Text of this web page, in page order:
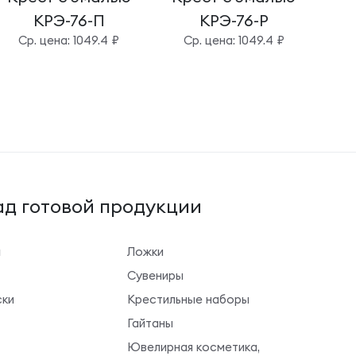
КРЭ-76-П
Cр. цена: 1049.4 ₽
КРЭ-76-Р
Cр. цена: 1049.4 ₽
готовой продукции
Ложки
Сувениры
Крестильные наборы
Гайтаны
Ювелирная косметика,